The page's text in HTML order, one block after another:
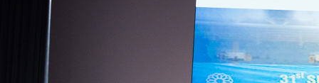
학교 CI
교직원현황
학생현황